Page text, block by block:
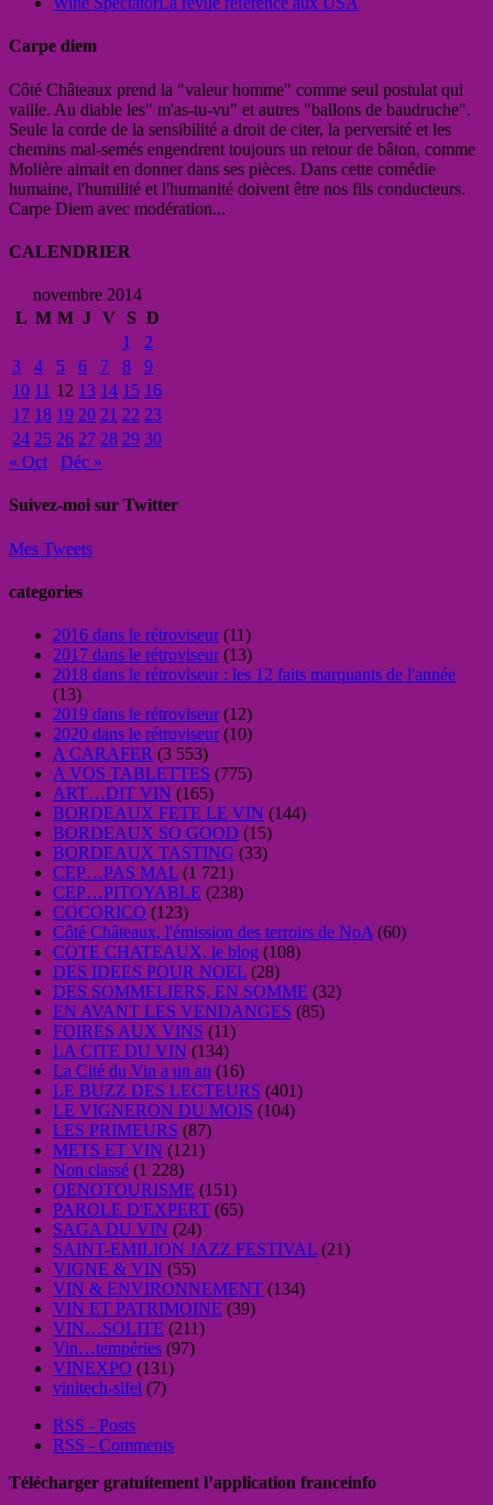
Carpe diem
Côté Châteaux prend la "valeur homme" comme seul postulat qui
vaille. Au diable les" m'as-tu-vu" et autres "ballons de baudruche".
Seule la corde de la sensibilité a droit de citer, la perversité et les
chemins mal-semés engendrent toujours un retour de bâton, comme
Molière aimait en donner dans ses pièces. Dans cette comédie
humaine, l'humilité et l'humanité doivent être nos fils conducteurs.
Carpe Diem avec modération...
CALENDRIER
novembre 2014
L M M J V S D
1
2
3
4 5 6 7 8
9
10 11 12 13 14 15 16
17 18 19 20 21 22 23
24 25 26 27 28 29 30
« Oct
Déc »
Suivez-moi sur Twitter
Mes Tweets
categories
2016 dans le rétroviseur(11)
2017 dans le rétroviseur(13)
2018 dans le rétroviseur : les 12 faits marquants de l'année
(13)
2019 dans le rétroviseur(12)
2020 dans le rétroviseur(10)
A CARAFER (3 553)
A VOS TABLETTES (775)
ART…DIT VIN (165)
BORDEAUX FETE LE VIN (144)
BORDEAUX SO GOOD (15)
BORDEAUX TASTING (33)
CEP…PAS MAL (1 721)
CEP…PITOYABLE (238)
COCORICO (123)
Côté Châteaux, l'émission des terroirs de NoA (60)
COTE CHATEAUX, le blog (108)
DES IDEES POUR NOEL (28)
DES SOMMELIERS, EN SOMME (32)
EN AVANT LES VENDANGES (85)
FOIRES AUX VINS (11)
LA CITE DU VIN (134)
La Cité du Vin a un an (16)
LE BUZZ DES LECTEURS (401)
LE VIGNERON DU MOIS (104)
LES PRIMEURS (87)
METS ET VIN (121)
Non classé (1 228)
OENOTOURISME (151)
PAROLE D'EXPERT (65)
SAGA DU VIN (24)
SAINT-EMILION JAZZ FESTIVAL (21)
VIGNE & VIN (55)
VIN & ENVIRONNEMENT (134)
VIN ET PATRIMOINE (39)
VIN…SOLITE (211)
Vin…tempéries (97)
VINEXPO (131)
vinitech-sifel (7)
RSS - Posts
RSS - Comments
Télécharger gratuitement l’application franceinfo